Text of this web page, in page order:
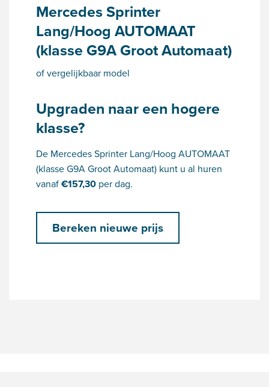
Mercedes Sprinter
Lang/Hoog AUTOMAAT
(klasse G9A Groot Automaat)
of vergelijkbaar model
Upgraden naar een hogere
klasse?
De Mercedes Sprinter Lang/Hoog AUTOMAAT
(klasse G9A Groot Automaat) kunt u al huren
vanaf€157,30 per dag.
Bereken nieuwe prijs